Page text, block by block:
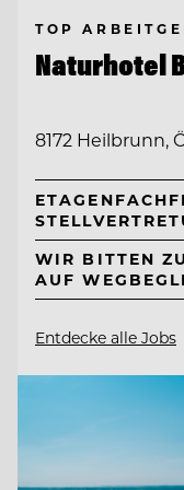
TOP
Naturhotel
8172 Heilbrunn,
WIR BITTEN
AUF
Entdecke alle Jobs